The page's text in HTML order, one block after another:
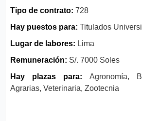
Tipo de contrato: 728
Hay puestos para: Titulados
Lugar de labores: Lima
Remuneración: S/. 7000 Soles
Hay plazas para: Agronomía,
Agrarias, Veterinaria, Zootecnia